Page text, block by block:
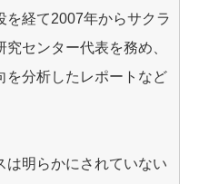
を経て2007年からサクラ
センター代表を務め、
を分析したレポートなど
は明らかにされていない